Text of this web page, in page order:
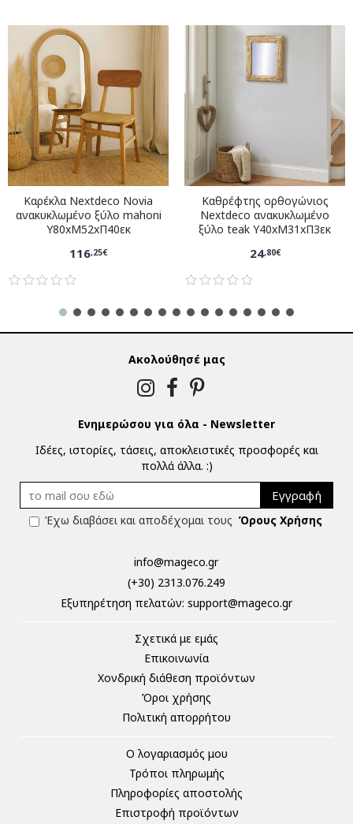
Καρέκλα Nextdeco Novia
ανακυκλωμένο ξύλο mahoni
Υ80xM52xΠ40εκ
116,25€
Καθρέφτης ορθογώνιος
Nextdeco ανακυκλωμένο
ξύλο teak Υ40xM31xΠ3εκ
24,80€
Ακολούθησέ μας
Ενημερώσου για όλα - Newsletter
Ιδέες, ιστορίες, τάσεις, αποκλειστικές προσφορές και
πολλά άλλα. :)
Εγγραφή
Έχω διαβάσει και αποδέχομαι τους Όρους Χρήσης
info@mageco.gr
(+30) 2313.076.249
Eξυπηρέτηση πελατών: support@mageco.gr
Σχετικά με εμάς
Επικοινωνία
Χονδρική διάθεση προϊόντων
Όροι χρήσης
Πολιτική απορρήτου
Ο λογαριασμός μου
Τρόποι πληρωμής
Πληροφορίες αποστολής
Επιστροφή προϊόντων